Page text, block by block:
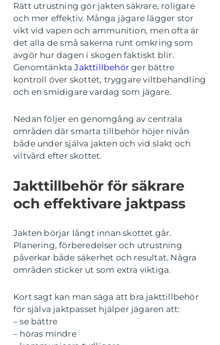
Rätt utrustning gör jakten säkrare, roligare
och mer effektiv. Många jägare lägger stor
vikt vid vapen och ammunition, men ofta är
det alla de små sakerna runt omkring som
avgör hur dagen i skogen faktiskt blir.
GenomtänktaJakttillbehör ger bättre
kontroll över skottet, tryggare viltbehandling
och en smidigare vardag som jägare.
Nedan följer en genomgång av centrala
områden där smarta tillbehör höjer nivån
både under själva jakten och vid slakt och
viltvård efter skottet.
Jakttillbehör för säkrare
och effektivare jaktpass
Jakten börjar långt innan skottet går.
Planering, förberedelser och utrustning
påverkar både säkerhet och resultat. Några
områden sticker ut som extra viktiga.
Kort sagt kan man säga att bra jakttillbehör
för själva jaktpasset hjälper jägaren att:
– se bättre
– höras mindre